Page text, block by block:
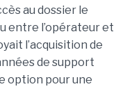
au dossier le
entre l’opérateur et
l’acquisition de
de support
option pour une